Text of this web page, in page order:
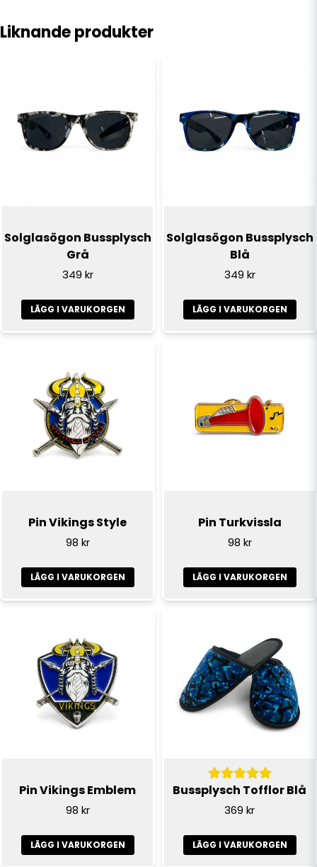
email
E-postadress
Skicka fråga
Liknande produkter
Solglasögon Bussplysch
Grå
349 kr
LÄGG I VARUKORGEN
Solglasögon Bussplysch
Blå
349 kr
LÄGG I VARUKORGEN
Pin Vikings Style
98 kr
LÄGG I VARUKORGEN
Pin Turkvissla
98 kr
LÄGG I VARUKORGEN
Pin Vikings Emblem
98 kr
LÄGG I VARUKORGEN
Bussplysch Tofflor Blå
369 kr
LÄGG I VARUKORGEN